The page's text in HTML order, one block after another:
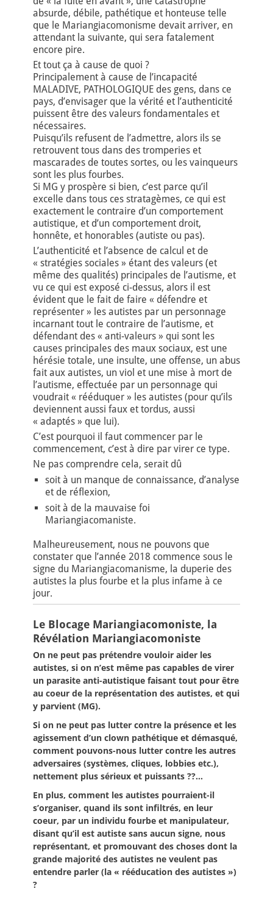
absurde, débile, pathétique et honteuse telle
que le Mariangiacomonisme devait arriver, en
attendant la suivante, qui sera fatalement
encore pire.
Et tout ça à cause de quoi ?
Principalement à cause de l’incapacité
MALADIVE, PATHOLOGIQUE des gens, dans ce
pays, d’envisager que la vérité et l’authenticité
puissent être des valeurs fondamentales et
nécessaires.
Puisqu’ils refusent de l’admettre, alors ils se
retrouvent tous dans des tromperies et
mascarades de toutes sortes, ou les vainqueurs
sont les plus fourbes.
Si MG y prospère si bien, c’est parce qu’il
excelle dans tous ces stratagèmes, ce qui est
exactement le contraire d’un comportement
autistique, et d’un comportement droit,
honnête, et honorables (autiste ou pas).
L’authenticité et l’absence de calcul et de
« stratégies sociales » étant des valeurs (et
même des qualités) principales de l’autisme, et
vu ce qui est exposé ci-dessus, alors il est
évident que le fait de faire « défendre et
représenter » les autistes par un personnage
incarnant tout le contraire de l’autisme, et
défendant des « anti-valeurs » qui sont les
causes principales des maux sociaux, est une
hérésie totale, une insulte, une offense, un abus
fait aux autistes, un viol et une mise à mort de
l’autisme, effectuée par un personnage qui
voudrait « rééduquer » les autistes (pour qu’ils
deviennent aussi faux et tordus, aussi
« adaptés » que lui).
C’est pourquoi il faut commencer par le
commencement, c’est à dire par virer ce type.
Ne pas comprendre cela, serait dû
soit à un manque de connaissance, d’analyse
et de réflexion,
soit à de la mauvaise foi
Mariangiacomaniste.
Malheureusement, nous ne pouvons que
constater que l’année 2018 commence sous le
signe du Mariangiacomanisme, la duperie des
autistes la plus fourbe et la plus infame à ce
jour.
Le Blocage Mariangiacomoniste, la
Révélation Mariangiacomoniste
On ne peut pas prétendre vouloir aider les
autistes, si on n’est même pas capables de virer
un parasite anti-autistique faisant tout pour être
au coeur de la représentation des autistes, et qui
y parvient (MG).
Si on ne peut pas lutter contre la présence et les
agissement d’un clown pathétique et démasqué,
comment pouvons-nous lutter contre les autres
adversaires (systèmes, cliques, lobbies etc.),
nettement plus sérieux et puissants ??…
En plus, comment les autistes pourraient-il
s’organiser, quand ils sont infiltrés, en leur
coeur, par un individu fourbe et manipulateur,
disant qu’il est autiste sans aucun signe, nous
représentant, et promouvant des choses dont la
grande majorité des autistes ne veulent pas
entendre parler (la « rééducation des autistes »)
?